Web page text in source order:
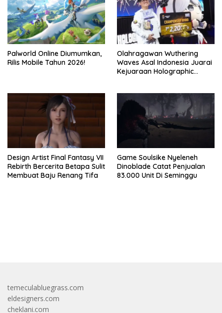
Palworld Online Diumumkan,
Rilis Mobile Tahun 2026!
Olahragawan Wuthering
Waves Asal Indonesia Juarai
Kejuaraan Holographic
Design Artist Final Fantasy VII
Rebirth Bercerita Betapa Sulit
Membuat Baju Renang Tifa
Game Soulsike Nyeleneh
Dinoblade Catat Penjualan
83.000 Unit Di Seminggu
temeculabluegrass.com
eldesigners.com
cheklani.com